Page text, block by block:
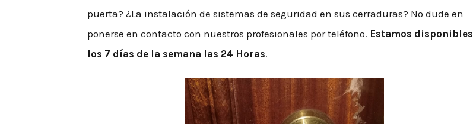
puerta? ¿La instalación de sistemas de seguridad en sus cerraduras? No dude en
ponerse en contacto con nuestros profesionales por teléfono. Estamos disponibles
los 7 días de la semana las 24 Horas.